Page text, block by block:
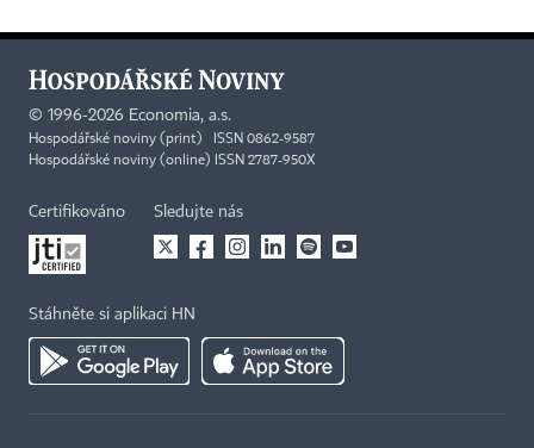
© 1996-2026 Economia, a.s.
Hospodářské noviny (print) ISSN 0862-9587
Hospodářské noviny (online) ISSN 2787-950X
Certifikováno Sledujte nás
Stáhněte si aplikaci HN